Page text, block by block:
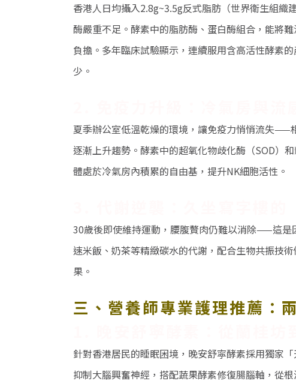
香港人日均攝入2.8g~3.5g反式脂肪（世界衛生組織
酶嚴重不足。酵素中的脂肪酶、蛋白酶組合，能將
負擔。多年臨床試驗顯示，連續服用含高活性酵素的
少。
夏季辦公室低溫乾燥的環境，讓免疫力悄悄流失——
逐漸上升趨勢。酵素中的超氧化物歧化酶（SOD）
體處於冷氣房內積累的自由基，提升NK細胞活性。
30歲後即使維持運動，腰腹贅肉仍難以消除——這是
速米飯、奶茶等精緻碳水的代謝，配合生物共振技
果。
三、營養師專業護理推薦：
針對香港居民的睡眠困境，晚安舒寜酵素採用獨家
抑制大腦興奮神經，搭配蔬果酵素修復腸腦軸，從